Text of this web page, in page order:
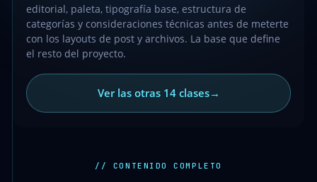
editorial, paleta, tipografía base, estructura de
categorías y consideraciones técnicas antes de meterte
con los layouts de post y archivos. La base que define
el resto del proyecto.
Ver las otras 14 clases→
// CONTENIDO COMPLETO